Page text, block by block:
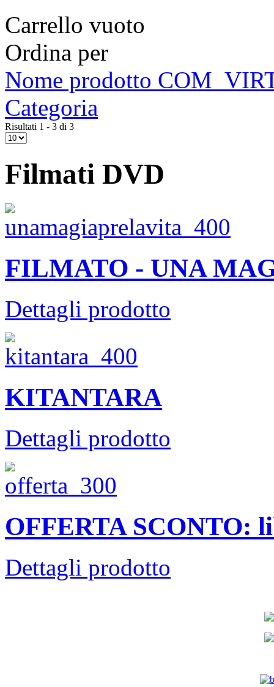
Carrello vuoto
Ordina per
Nome prodotto
Categoria
Risultati 1 - 3 di 3
Filmati DVD
FILMATO - UNA
Dettagli prodotto
KITANTARA
Dettagli prodotto
OFFERTA SCONTO:
Dettagli prodotto